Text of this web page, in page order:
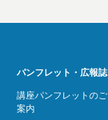
パンフレット・広報誌
講座パンフレットのご
案内